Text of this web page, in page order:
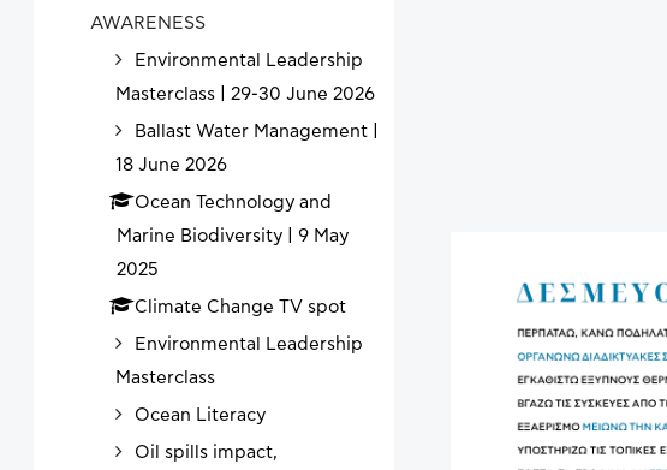
AWARENESS
Environmental Leadership
Masterclass | 29-30 June 2026
Ballast Water Management |
18 June 2026
Ocean Technology and
Marine Biodiversity | 9 May
2025
Climate Change TV spot
Environmental Leadership
Masterclass
Ocean Literacy
Oil spills impact,